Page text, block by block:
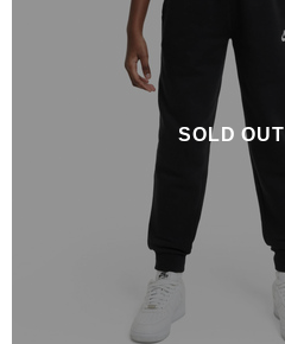
SOLD OUT